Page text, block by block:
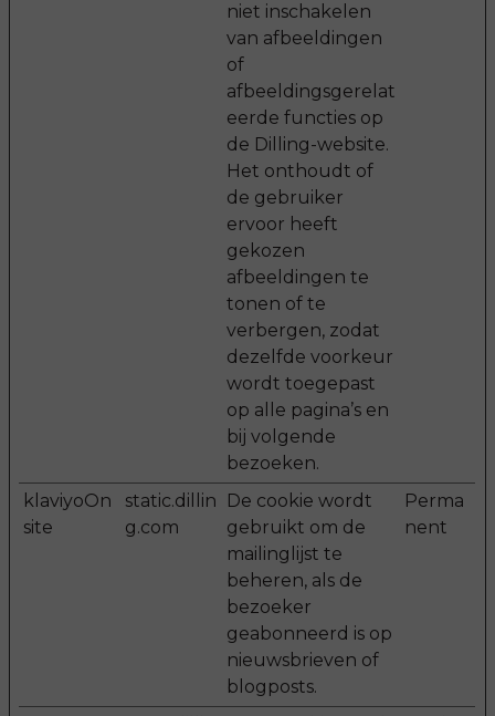
niet inschakelen
van afbeeldingen
of
afbeeldingsgerelat
eerde functies op
de Dilling-website.
Het onthoudt of
de gebruiker
ervoor heeft
gekozen
afbeeldingen te
tonen of te
verbergen, zodat
dezelfde voorkeur
wordt toegepast
op alle pagina’s en
bij volgende
bezoeken.
klaviyoOn
site
static.dillin
g.com
De cookie wordt
gebruikt om de
mailinglijst te
beheren, als de
bezoeker
geabonneerd is op
nieuwsbrieven of
blogposts.
Perma
nent